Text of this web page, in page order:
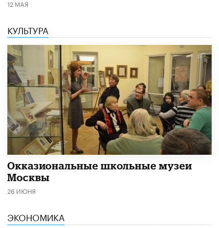
12 МАЯ
КУЛЬТУРА
​Окказиональные школьные музеи
Москвы
26 ИЮНЯ
ЭКОНОМИКА